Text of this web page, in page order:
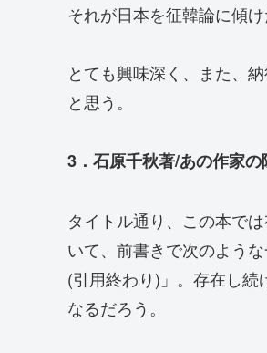
それが日本を征韓論に傾
とても興味深く、また、
と思う。
3．石原千秋著/あの作家
タイトル通り、この本で
いて、前書きで次のよう
(引用終わり)」。存在し
なるだろう。